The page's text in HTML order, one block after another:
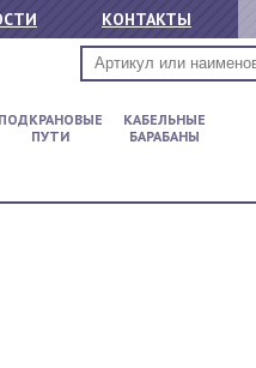
КОНТАКТЫ
ПОДКРАНОВЫЕ
ПУТИ
КАБЕЛЬНЫЕ
БАРАБАНЫ